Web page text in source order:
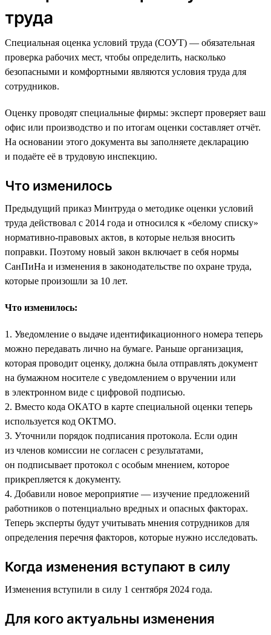
труда
Специальная оценка условий труда (СОУТ) — обязательная
проверка рабочих мест, чтобы определить, насколько
безопасными и комфортными являются условия труда для
сотрудников.
Оценку проводят специальные фирмы: эксперт проверяет ваш
офис или производство и по итогам оценки составляет отчёт.
На основании этого документа вы заполняете декларацию
и подаёте её в трудовую инспекцию.
Что изменилось
Предыдущий приказ Минтруда о методике оценки условий
труда действовал с 2014 года и относился к «белому списку»
нормативно-правовых актов, в которые нельзя вносить
поправки. Поэтому новый закон включает в себя нормы
СанПиНа и изменения в законодательстве по охране труда,
которые произошли за 10 лет.
Что изменилось:
1. Уведомление о выдаче идентификационного номера теперь
можно передавать лично на бумаге. Раньше организация,
которая проводит оценку, должна была отправлять документ
на бумажном носителе с уведомлением о вручении или
в электронном виде с цифровой подписью.
2. Вместо кода ОКАТО в карте специальной оценки теперь
используется код ОКТМО.
3. Уточнили порядок подписания протокола. Если один
из членов комиссии не согласен с результатами,
он подписывает протокол с особым мнением, которое
прикрепляется к документу.
4. Добавили новое мероприятие — изучение предложений
работников о потенциально вредных и опасных факторах.
Теперь эксперты будут учитывать мнения сотрудников для
определения перечня факторов, которые нужно исследовать.
Когда изменения вступают в силу
Изменения вступили в силу 1 сентября 2024 года.
Для кого актуальны изменения